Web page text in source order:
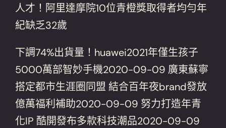
人才！阿里達摩院10位青橙獎取得者均勻年
紀缺乏32歲
下調74%出貨量！huawei2021年僅生孩子
5000萬部智妙手機2020-09-09 廣東蘇寧
搭定都市生涯圈同盟 結合百年夜brand發放
億萬福利補助2020-09-09 努力打造年青
化IP 酷開發布多款科技潮品2020-09-09